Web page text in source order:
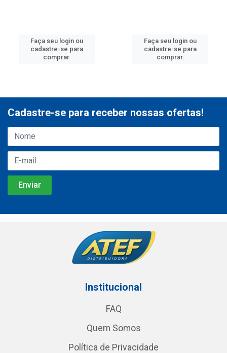
Faça seu login ou
cadastre-se para
comprar.
Faça seu login ou
cadastre-se para
comprar.
Cadastre-se para receber nossas ofertas!
Institucional
FAQ
Quem Somos
Política de Privacidade